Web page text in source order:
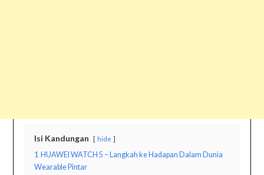
Isi Kandungan hide
1 HUAWEI WATCH 5 – Langkah ke Hadapan Dalam Dunia
Wearable Pintar